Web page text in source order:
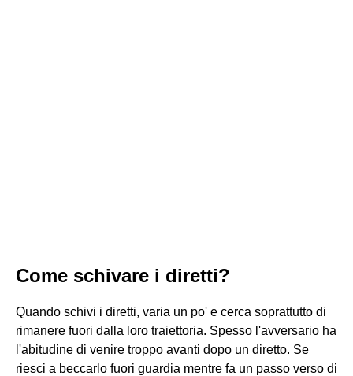
Come schivare i diretti?
Quando schivi i diretti, varia un po' e cerca soprattutto di
rimanere fuori dalla loro traiettoria. Spesso l'avversario ha
l'abitudine di venire troppo avanti dopo un diretto. Se
riesci a beccarlo fuori guardia mentre fa un passo verso di